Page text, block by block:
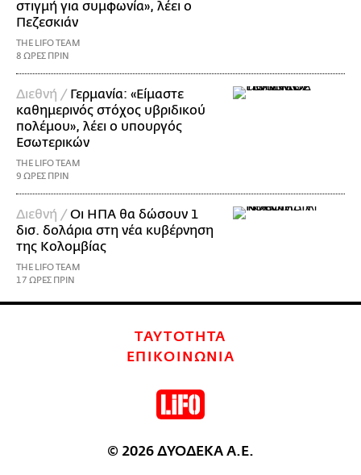
στιγμή για συμφωνία», λέει ο
Πεζεσκιάν
THE LIFO TEAM
8 ΩΡΕΣ ΠΡΙΝ
Διεθνή / Γερμανία: «Είμαστε
καθημερινός στόχος υβριδικού
πολέμου», λέει ο υπουργός
Εσωτερικών
THE LIFO TEAM
9 ΩΡΕΣ ΠΡΙΝ
Διεθνή /Οι ΗΠΑ θα δώσουν 1
δισ. δολάρια στη νέα κυβέρνηση
της Κολομβίας
THE LIFO TEAM
17 ΩΡΕΣ ΠΡΙΝ
ΤΑΥΤΟΤΗΤΑ
ΕΠΙΚΟΙΝΩΝΙΑ
© 2026 ΔΥΟΔΕΚΑ Α.Ε.